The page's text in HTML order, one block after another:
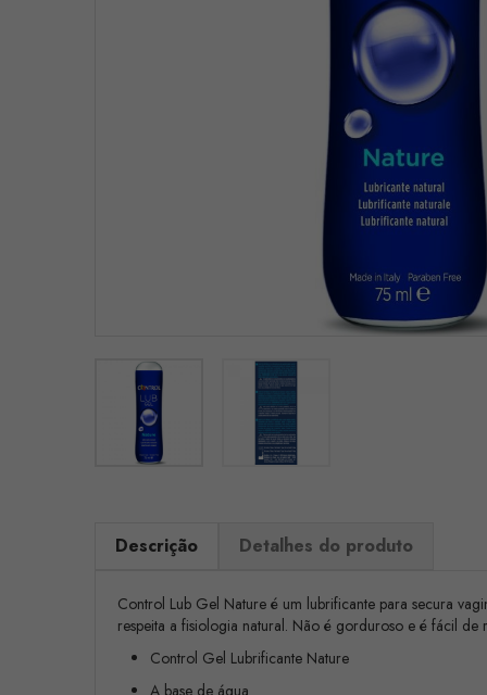
Descrição Detalhes do produto
Control Lub Gel Nature é um lubrificante para secura
respeita a fisiologia natural. Não é gorduroso e é fácil de
Control Gel Lubrificante Nature
A base de água